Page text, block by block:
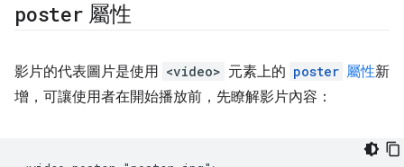
poster 屬性
影片的代表圖片是使用 <video> 元素上的 poster 屬性新
增，可讓使用者在開始播放前，先瞭解影片內容：